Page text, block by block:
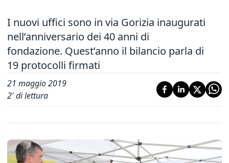
I nuovi uffici sono in via Gorizia inaugurati
nell’anniversario dei 40 anni di
fondazione. Quest’anno il bilancio parla di
19 protocolli firmati
21 maggio 2019
2' di lettura